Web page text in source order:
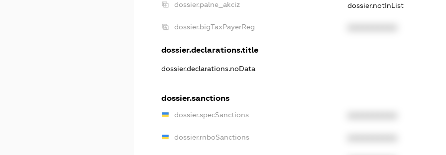
dossier.palne_akciz dossier.notInList
dossier.bigTaxPayerReg
dossier.declarations.title
dossier.declarations.noData
dossier.sanctions
dossier.specSanctions
dossier.rnboSanctions